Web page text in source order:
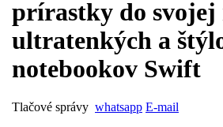
prírastky do svojej
ultratenkých a
notebookov Swift
Tlačové správy whatsapp E-mail